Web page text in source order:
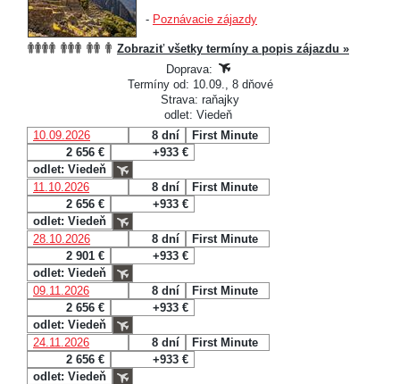
- Poznávacie zájazdy
Zobraziť všetky termíny a popis zájazdu »
Doprava:
Termíny od: 10.09., 8 dňové
Strava: raňajky
odlet: Viedeň
10.09.2026
8 dní
First Minute
2 656 €
+933 €
odlet: Viedeň
11.10.2026
8 dní
First Minute
2 656 €
+933 €
odlet: Viedeň
28.10.2026
8 dní
First Minute
2 901 €
+933 €
odlet: Viedeň
09.11.2026
8 dní
First Minute
2 656 €
+933 €
odlet: Viedeň
24.11.2026
8 dní
First Minute
2 656 €
+933 €
odlet: Viedeň